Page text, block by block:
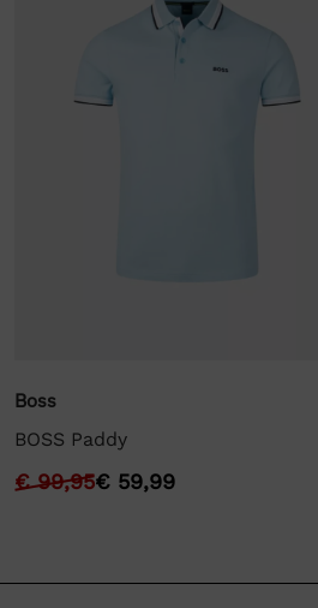
Boss
BOSS Paddy
€99,95€59,99